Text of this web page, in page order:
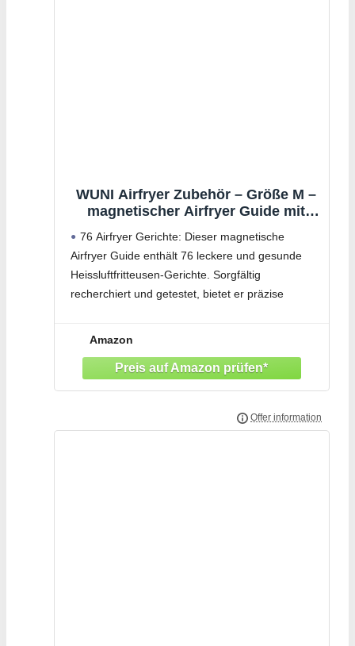
WUNI Airfryer Zubehör – Größe M –
magnetischer Airfryer Guide mit
Heißluftfritteuse Zubehör – Air Fryer
Garanleitung für Heissluftfritteuse
76 Airfryer Gerichte: Dieser magnetische
Airfryer Guide enthält 76 leckere und gesunde
Heissluftfritteusen-Gerichte. Sorgfältig
recherchiert und getestet, bietet er präzise
Kompakte Übersicht: Kein langes Blättern oder
Suchen –
Amazon